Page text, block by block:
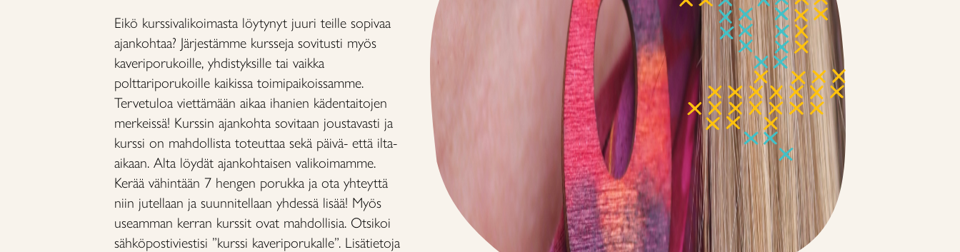
Eikö kurssivalikoimasta löytynyt juuri teille sopivaa
ajankohtaa? Järjestämme kursseja sovitusti myös
kaveriporukoille, yhdistyksille tai vaikka
polttariporukoille kaikissa toimipaikoissamme.
Tervetuloa viettämään aikaa ihanien kädentaitojen
merkeissä! Kurssin ajankohta sovitaan joustavasti ja
kurssi on mahdollista toteuttaa sekä päivä- että ilta-
aikaan. Alta löydät ajankohtaisen valikoimamme.
Kerää vähintään 7 hengen porukka ja ota yhteyttä
niin jutellaan ja suunnitellaan yhdessä lisää! Myös
useamman kerran kurssit ovat mahdollisia. Otsikoi
sähköpostiviestisi ”kurssi kaveriporukalle”. Lisätietoja